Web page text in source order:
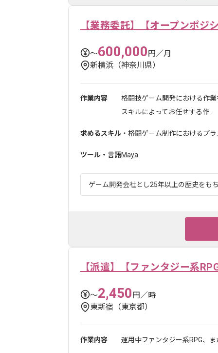
【業務委託】【オープンポジ
〜600,000円／月
新横浜（神奈川県）
作業内容
格闘技ゲーム開発における作
スキルによってお任せする作...
求めるスキル ・格闘ゲーム制作におけるプ
ツール・言語Maya
ゲーム開発会社とし25年以上の歴史をも
【派遣】【ファンタジー系
〜2,450円／時
東新宿（東京都）
作業内容 運用中ファンタジー系RPG、